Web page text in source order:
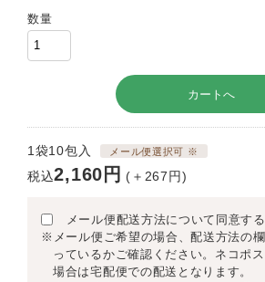
数量
1袋10包入 メール便選択可 ※
税込2,160円 (＋267円)
メール便配送方法について同意する
※メール便ご希望の場合、配送方法の
っているかご確認ください。ネコポ
場合は宅配便での配送となります。